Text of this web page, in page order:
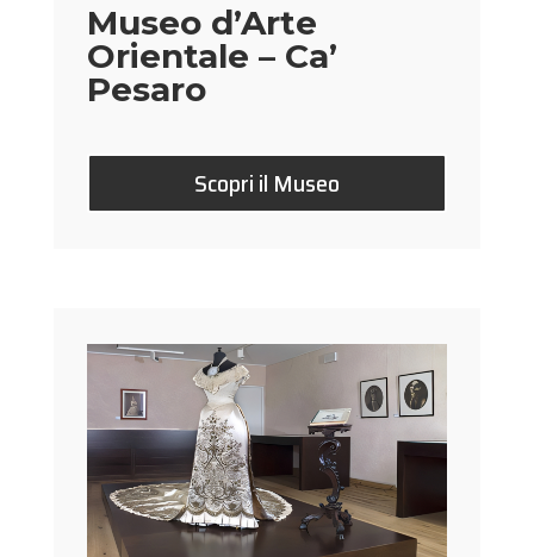
Museo d’Arte
Orientale – Ca’
Pesaro
Scopri il Museo